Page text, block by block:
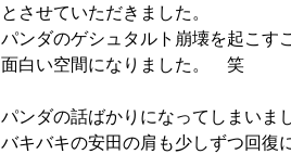
とさせていただきました。
パンダのゲシュタルト崩壊を起こす
面白い空間になりました。　笑
パンダの話ばかりになってしまいま
バキバキの安田の肩も少しずつ回復